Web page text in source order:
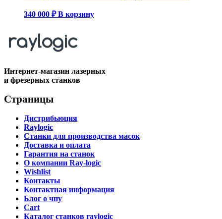
340 000 ₽ В корзину
Интернет-магазин лазерных
и фрезерных станков
Страницы
Дистрибьюция
Raylogic
Станки для производства масок
Доставка и оплата
Гарантия на станок
О компании Ray-logic
Wishlist
Контакты
Контактная информация
Блог о чпу
Cart
Каталог станков raylogic